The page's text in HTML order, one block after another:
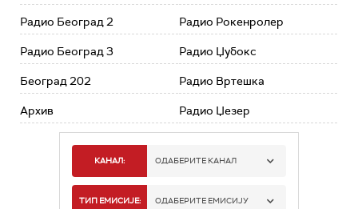
Радио Београд 2
Радио Београд 3
Београд 202
Архив
Радио Рокенролер
Радио Џубокс
Радио Вртешка
Радио Џезер
КАНАЛ: ОДАБЕРИТЕ КАНАЛ
РАДИО БЕОГРАД 1
ТИП ЕМИСИЈЕ: ОДАБЕРИТЕ ЕМИСИЈУ